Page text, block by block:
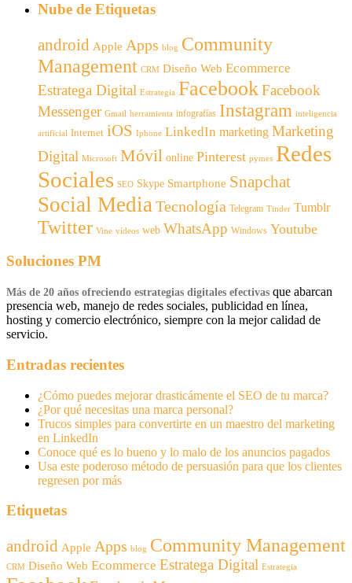
Nube de Etiquetas
android Apple Apps blog Community
Management CRM Diseño Web Ecommerce
Estratega Digital Estrategia FacebookFacebook
Messenger Gmail herramienta infografías Instagram inteligencia
artificial Internet iOS Iphone LinkedIn marketing Marketing
Digital Microsoft Móvil online Pinterest pymes Redes
Sociales SEO Skype Smartphone Snapchat
Social Media Tecnología Telegram Tinder Tumblr
Twitter Vine vídeos web WhatsApp Windows Youtube
Soluciones PM
Más de 20 años ofreciendo estrategias digitales efectivas que abarcan
presencia web, manejo de redes sociales, publicidad en línea,
hosting y comercio electrónico, siempre con la mejor calidad de
servicio.
Entradas recientes
¿Cómo puedes mejorar drasticámente el SEO de tu marca?
¿Por qué necesitas una marca personal?
Trucos simples para convertirte en un maestro del marketing
en LinkedIn
Conoce qué es lo bueno y lo malo de los anuncios pagados
Usa este poderoso método de persuasión para que los clientes
regresen por más
Etiquetas
android Apple Apps blog Community Management
CRM Diseño Web Ecommerce Estratega Digital Estrategia